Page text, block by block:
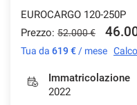
EUROCARGO 120-250P
Prezzo: 52.000 €
Tua da 619 € / mese
Immatricolazione
2022